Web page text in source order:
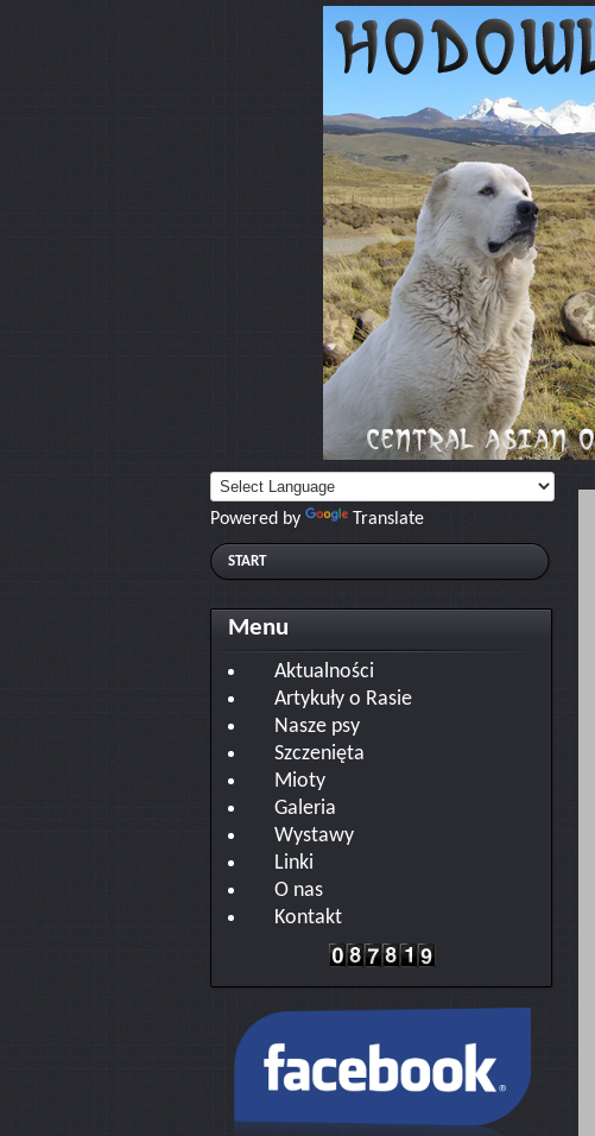
Powered by Translate
START
Menu
Aktualności
Artykuły o Rasie
Nasze psy
Szczenięta
Mioty
Galeria
Wystawy
Linki
O nas
Kontakt